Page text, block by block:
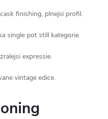
finishing, plnejsi profil.
single pot still kategorie.
expressie.
vintage edice.